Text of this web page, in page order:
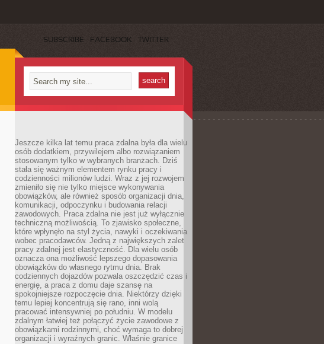
SUBSCRIBE FACEBOOK TWITTER
Jeszcze kilka lat temu praca zdalna była dla wielu
osób dodatkiem, przywilejem albo rozwiązaniem
stosowanym tylko w wybranych branżach. Dziś
stała się ważnym elementem rynku pracy i
codzienności milionów ludzi. Wraz z jej rozwojem
zmieniło się nie tylko miejsce wykonywania
obowiązków, ale również sposób organizacji dnia,
komunikacji, odpoczynku i budowania relacji
zawodowych. Praca zdalna nie jest już wyłącznie
techniczną możliwością. To zjawisko społeczne,
które wpłynęło na styl życia, nawyki i oczekiwania
wobec pracodawców. Jedną z największych zalet
pracy zdalnej jest elastyczność. Dla wielu osób
oznacza ona możliwość lepszego dopasowania
obowiązków do własnego rytmu dnia. Brak
codziennych dojazdów pozwala oszczędzić czas i
energię, a praca z domu daje szansę na
spokojniejsze rozpoczęcie dnia. Niektórzy dzięki
temu lepiej koncentrują się rano, inni wolą
pracować intensywniej po południu. W modelu
zdalnym łatwiej też połączyć życie zawodowe z
obowiązkami rodzinnymi, choć wymaga to dobrej
organizacji i wyraźnych granic. Właśnie granice